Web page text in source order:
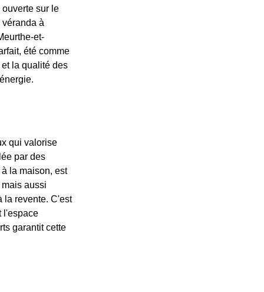
sur le
à
et-
été comme
la qualité des
qui valorise
par des
la maison, est
aussi
la revente. C'est
l'espace
garantit cette